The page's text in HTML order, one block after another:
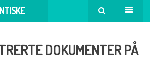
DOKUMENTER PÅ